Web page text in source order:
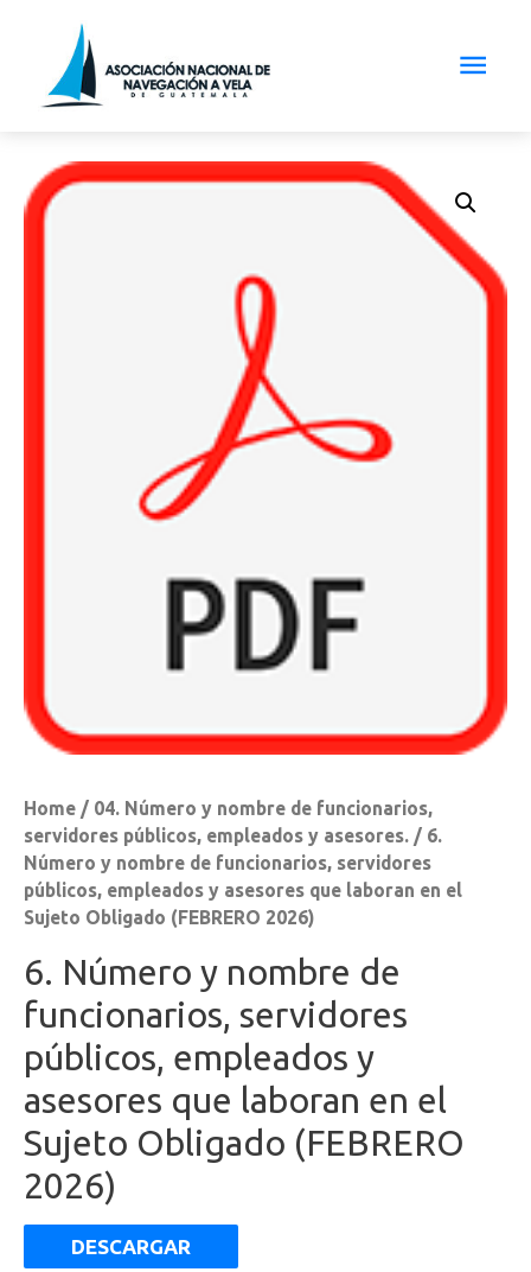
Home / 04. Número y nombre de funcionarios,
servidores públicos, empleados y asesores. / 6.
Número y nombre de funcionarios, servidores
públicos, empleados y asesores que laboran en el
Sujeto Obligado (FEBRERO 2026)
6. Número y nombre de
funcionarios, servidores
públicos, empleados y
asesores que laboran en el
Sujeto Obligado (FEBRERO
2026)
DESCARGAR